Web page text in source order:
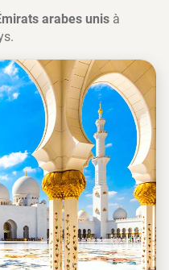
arabes unis à